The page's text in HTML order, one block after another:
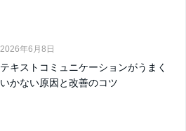
2026年6月8日
テキストコミュニケーションがうまく
いかない原因と改善のコツ